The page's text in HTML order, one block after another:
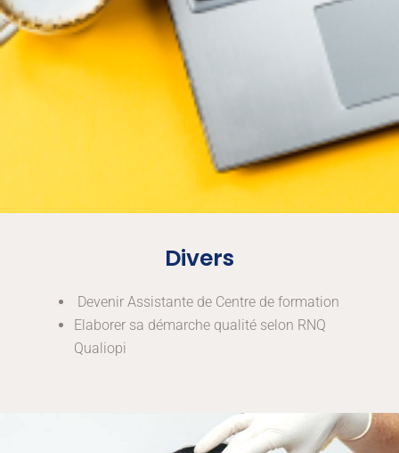
Divers
Devenir Assistante de Centre de formation
Elaborer sa démarche qualité selon RNQ
Qualiopi